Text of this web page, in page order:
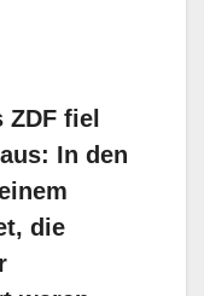
fiel
In den
die